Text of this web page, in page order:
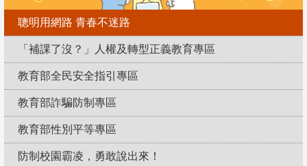
聰明用網路 青春不迷路
「補課了沒？」人權及轉型正義教育專區
教育部全民安全指引專區
教育部詐騙防制專區
教育部性別平等專區
防制校園霸凌，勇敢說出來！